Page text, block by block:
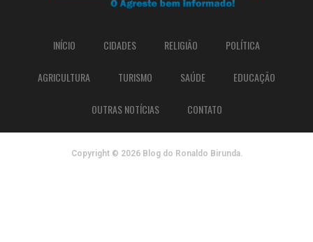
INÍCIO CIDADES RELIGIÃO POLÍTICA
AGRICULTURA TURISMO SAÚDE EDUCAÇÃO
OUTRAS NOTÍCIAS CONTATO
Copyright © 2026 Blog do Ronaldo Birunda.